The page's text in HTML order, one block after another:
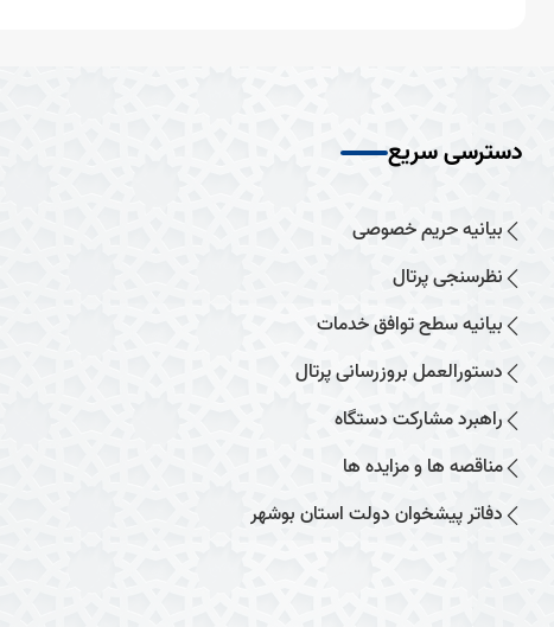
دسترسی سریع
بیانیه حریم خصوصی
نظرسنجی پرتال
بیانیه سطح توافق خدمات
دستورالعمل بروزرسانی پرتال
راهبرد مشارکت دستگاه
مناقصه ها و مزایده ها
دفاتر پیشخوان دولت استان بوشهر